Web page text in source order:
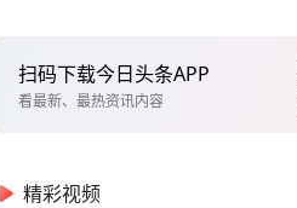
扫码下载今日头条APP
看最新、最热资讯内容
精彩视频